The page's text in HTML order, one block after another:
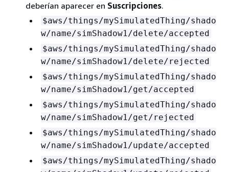
deberían aparecer en Suscripciones.
$aws/things/mySimulatedThing/shado
w/name/simShadow1/delete/accepted
$aws/things/mySimulatedThing/shado
w/name/simShadow1/delete/rejected
$aws/things/mySimulatedThing/shado
w/name/simShadow1/get/accepted
$aws/things/mySimulatedThing/shado
w/name/simShadow1/get/rejected
$aws/things/mySimulatedThing/shado
w/name/simShadow1/update/accepted
$aws/things/mySimulatedThing/shado